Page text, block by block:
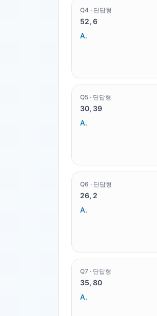
Q4 · 단답형
52, 6
A.
Q5 · 단답형
30, 39
A.
Q6 · 단답형
26, 2
A.
Q7 · 단답형
35, 80
A.